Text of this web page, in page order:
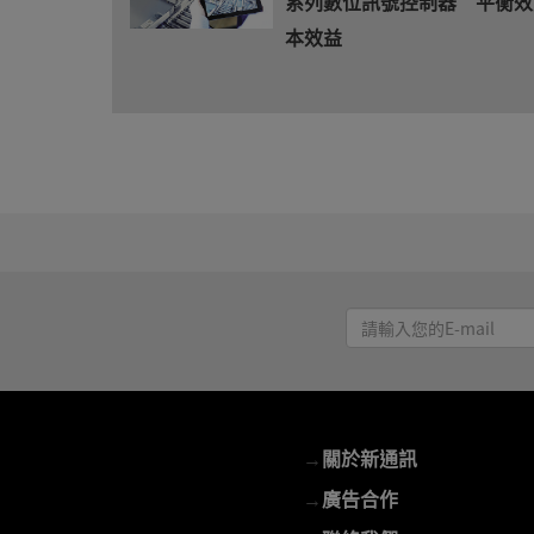
本效益
請
輸
E-
mail
→關於新通訊
→廣告合作